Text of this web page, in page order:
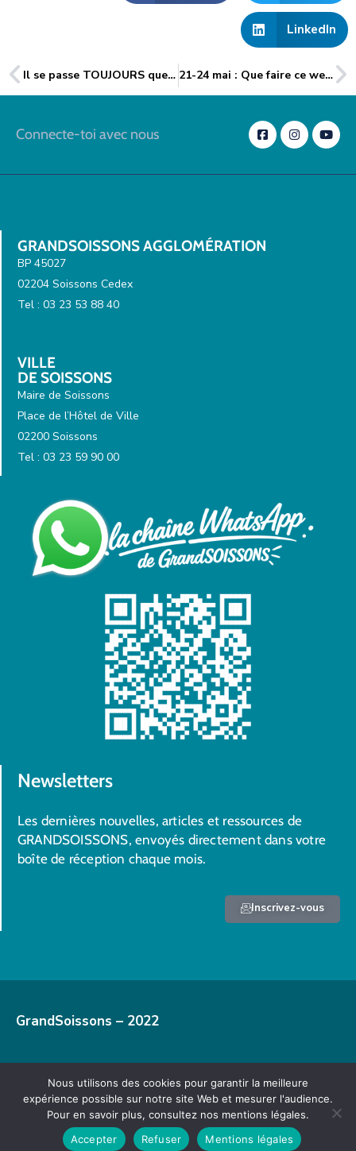
LinkedIn
Il se passe TOUJOURS quelque chose dans le GrandSOISSONS ! Du 11 au 17 mai 2026 21-24 mai : Que faire ce week-end dans le GrandSoissons ?
Connecte-toi avec nous
GRANDSOISSONS AGGLOMÉRATION
BP 45027
02204 Soissons Cedex
Tel : 03 23 53 88 40
VILLE
DE SOISSONS
Maire de Soissons
Place de l’Hôtel de Ville
02200 Soissons
Tel : 03 23 59 90 00
Newsletters
Les dernières nouvelles, articles et ressources de
GRANDSOISSONS, envoyés directement dans votre
boîte de réception chaque mois.
Inscrivez-vous
GrandSoissons – 2022
Mentions légales
Nous utilisons des cookies pour garantir la meilleure
expérience possible sur notre site Web et mesurer l'audience.
Pour en savoir plus, consultez nos mentions légales.
Accepter
Refuser Mentions légales